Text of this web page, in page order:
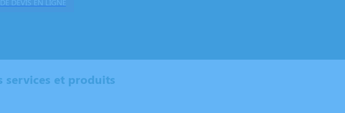
DEVIS EN LIGNE
services et produits